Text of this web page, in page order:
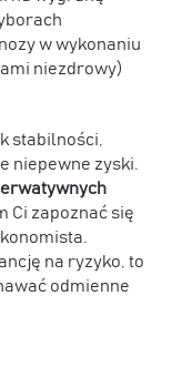
w wykonaniu
niezdrowy)
stabilności,
niepewne zyski.
Ci zapoznać się
na ryzyko, to
odmienne